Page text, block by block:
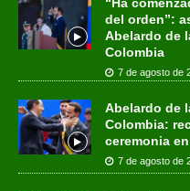
del orden”:
Abelardo de
Colombia
7 de agosto de
Abelardo de
Colombia:
ceremonia
7 de agosto de